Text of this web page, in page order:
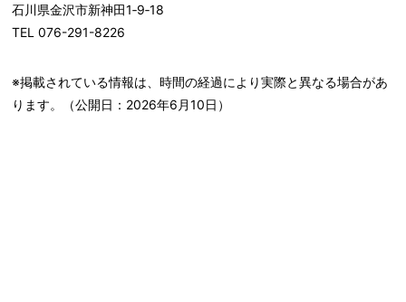
石川県金沢市新神田1‐9‐18
TEL 076-291-8226
※掲載されている情報は、時間の経過により実際と異なる場合があ
ります。（公開日： 2026年6月10日 ）